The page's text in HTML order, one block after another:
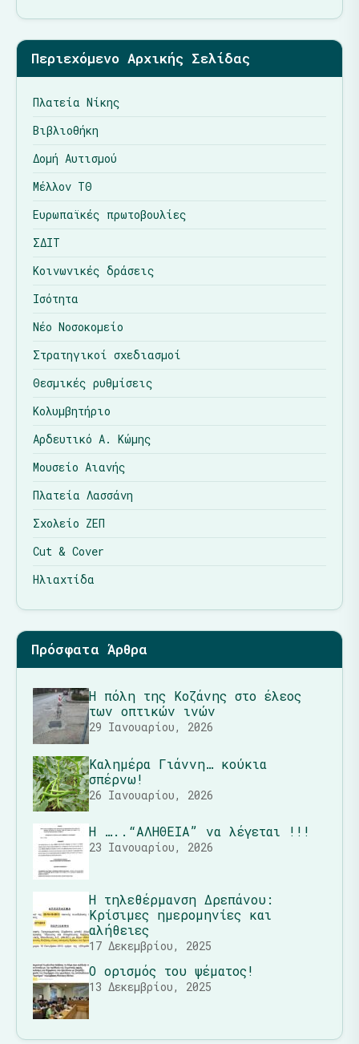
Περιεχόμενο Αρχικής Σελίδας
Πλατεία Νίκης
Βιβλιοθήκη
Δομή Αυτισμού
Μέλλον ΤΘ
Ευρωπαϊκές πρωτοβουλίες
ΣΔΙΤ
Κοινωνικές δράσεις
Ισότητα
Νέο Νοσοκομείο
Στρατηγικοί σχεδιασμοί
Θεσμικές ρυθμίσεις
Κολυμβητήριο
Αρδευτικό Α. Κώμης
Μουσείο Αιανής
Πλατεία Λασσάνη
Σχολείο ΖΕΠ
Cut & Cover
Ηλιαχτίδα
Πρόσφατα Άρθρα
Η πόλη της Κοζάνης στο έλεος
των οπτικών ινών
29 Ιανουαρίου, 2026
Καλημέρα Γιάννη… κούκια
σπέρνω!
26 Ιανουαρίου, 2026
Η …..“ΑΛΗΘΕΙΑ” να λέγεται !!!
23 Ιανουαρίου, 2026
Η τηλεθέρμανση Δρεπάνου:
Κρίσιμες ημερομηνίες και
αλήθειες
17 Δεκεμβρίου, 2025
Ο ορισμός του ψέματος!
13 Δεκεμβρίου, 2025